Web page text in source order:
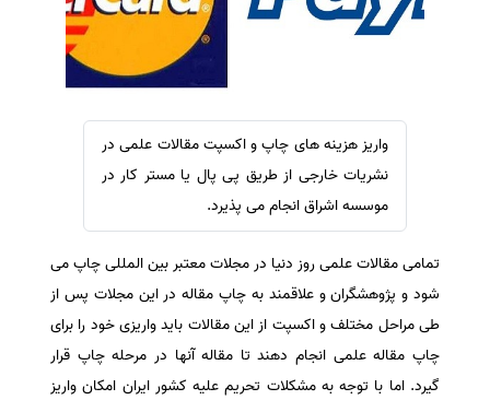
ترجمه عربی به فارسی
سفارش ویرایش
سفارش کاهش کمیت
سفارش معرفی مجله
سفارش معرفی مقاله
سفارش معرفی کتاب
سفارش چکیده مبسوط
سفارش ترجمه مولتی‌مدیا
سفارش گویندگی
سفارش تولید محتوا
واریز هزینه های چاپ و اکسپت مقالات علمی در
نشریات خارجی از طریق پی پال یا مستر کار در
موسسه اشراق انجام می پذیرد.
تمامی مقالات علمی روز دنیا در مجلات معتبر بین المللی چاپ می
شود و پژوهشگران و علاقمند به چاپ مقاله در این مجلات پس از
طی مراحل مختلف و اکسپت از این مقالات باید واریزی خود را برای
چاپ مقاله علمی انجام دهند تا مقاله آنها در مرحله چاپ قرار
گیرد. اما با توجه به مشکلات تحریم علیه کشور ایران امکان واریز